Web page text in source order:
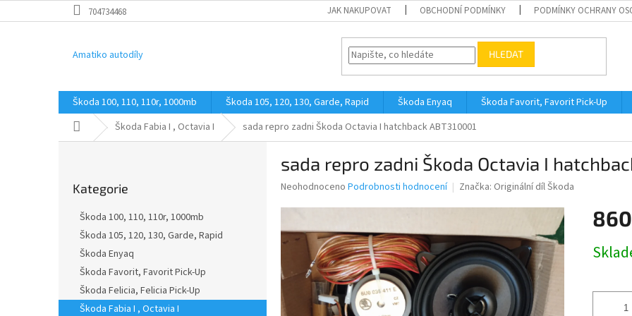
na
704734468 JAK NAKUPOVAT OBCHODNÍ PODMÍNKY PODMÍNKY OCHRANY
Amatiko autodíly HLEDAT
Škoda 100, 110, 110r, 1000mb Škoda 105, 120, 130, Garde, Rapid Škoda Enyaq Škoda Favorit, Favorit Pick-Up
Domů Škoda Fabia I , Octavia I sada repro zadni Škoda Octavia I hatchback ABT310001
a
kategorie
Kategorie
Škoda 100, 110, 110r, 1000mb
Škoda 105, 120, 130, Garde, Rapid
Škoda Enyaq
Škoda Favorit, Favorit Pick-Up
Škoda Felicia, Felicia Pick-Up
Škoda Fabia I , Octavia I
sada repro zadni Škoda Octavia I
Průměrné
je
0,0
5
hvězdiček.
Neohodnoceno Podrobnosti hodnocení Značka: Originální díl Škoda
cena: